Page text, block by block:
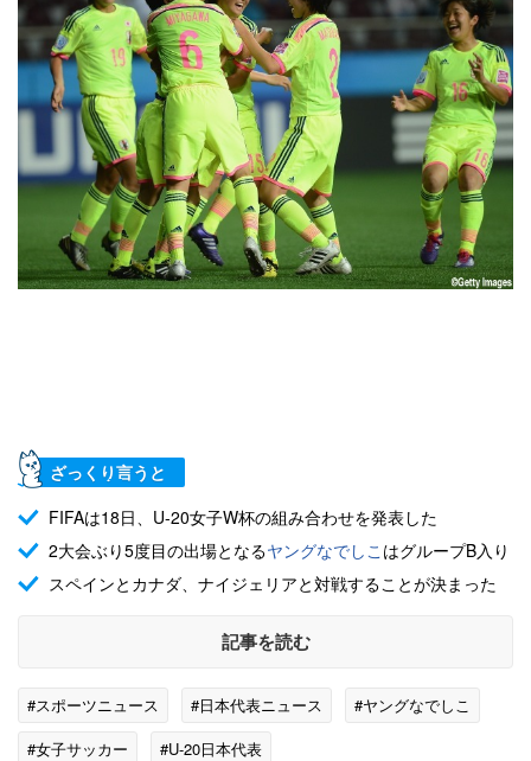
ざっくり言うと
FIFAは18日、U-20女子W杯の組み合わせを発表した
2大会ぶり5度目の出場となるヤングなでしこ はグループB入り
スペインとカナダ、ナイジェリアと対戦することが決まった
記事を読む
#スポーツニュース #日本代表ニュース
#ヤングなでしこ
#女子サッカー
#U-20日本代表